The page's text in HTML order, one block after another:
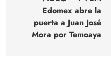
entradas
Edomex abre la
puerta a Juan José
Mora por Temoaya